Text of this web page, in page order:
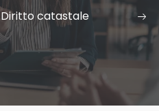
Diritto catastale